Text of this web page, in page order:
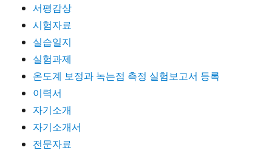
서평감상
시험자료
실습일지
실험과제
온도계 보정과 녹는점 측정 실험보고서 등록
이력서
자기소개
자기소개서
전문자료